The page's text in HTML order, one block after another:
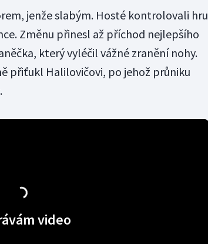
jenže slabým. Hosté kontrolovali hru
Změnu přinesl až příchod nejlepšího
který vyléčil vážné zranění nohy.
přiťukl Halilovičovi, po jehož průniku
video